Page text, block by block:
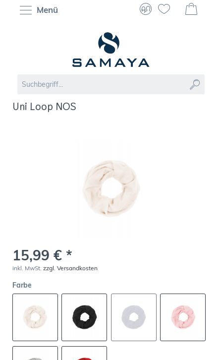
Menü
Uni Loop NOS
15,99 € *
inkl. MwSt. zzgl. Versandkosten
Farbe